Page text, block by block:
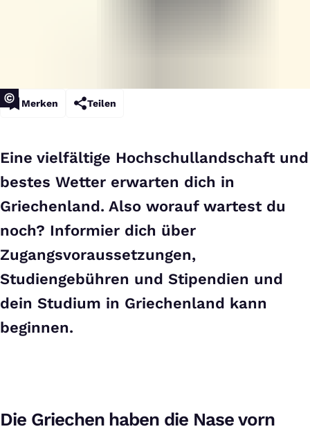
Merken Teilen
Eine vielfältige Hochschullandschaft und
bestes Wetter erwarten dich in
Griechenland. Also worauf wartest du
noch? Informier dich über
Zugangsvoraussetzungen,
Studiengebühren und Stipendien und
dein Studium in Griechenland kann
beginnen.
Die Griechen haben die Nase vorn